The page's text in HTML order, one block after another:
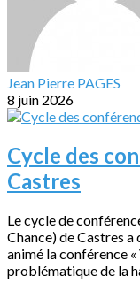
Jean Pierre PAGES
8 juin 2026
Cycle des
Castres
Le cycle de
Chance) de Castres
animé la conférence «
problématique de la